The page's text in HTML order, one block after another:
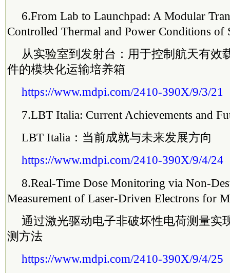
6.From Lab to Launchpad: A Modular
Controlled Thermal and Power Conditions of
从实验室到发射台：用于控制航天有效
件的模块化运输培养箱
https://www.mdpi.com/2410-390X/9/3/21
7.LBT Italia: Current Achievements and
LBT Italia：当前成就与未来发展方向
https://www.mdpi.com/2410-390X/9/4/24
8.Real-Time Dose Monitoring via Non-
Measurement of Laser-Driven Electrons for
通过激光驱动电子非破坏性电荷测量实
测方法
https://www.mdpi.com/2410-390X/9/4/25